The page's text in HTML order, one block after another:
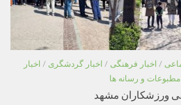
/ اخبار فرهنگی / اخبار گردشگری / اخبار
مطبوعات و رسانه ها
ورزشکاران مشهد